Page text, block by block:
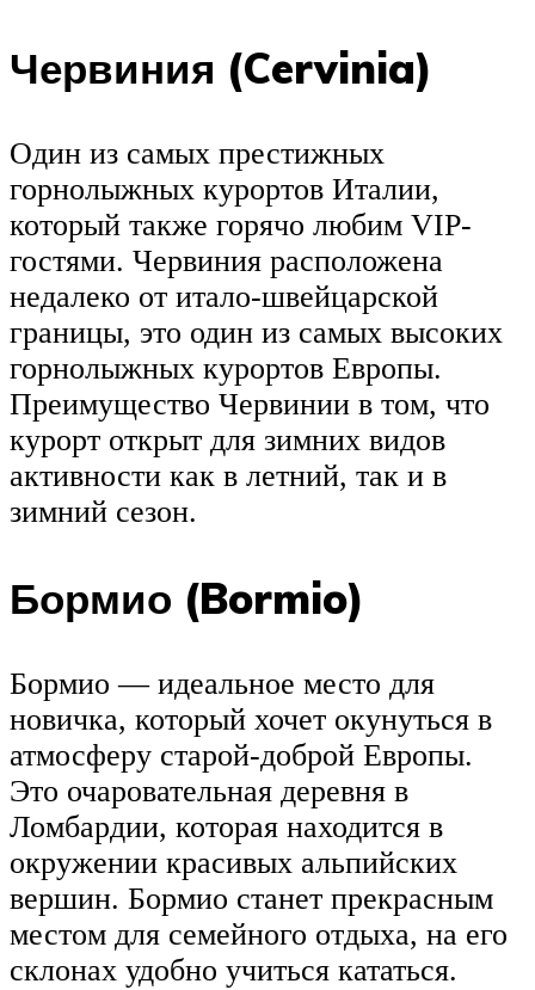
Червиния (Cervinia)
Один из самых престижных
горнолыжных курортов Италии,
который также горячо любим VIP-
гостями. Червиния расположена
недалеко от итало-швейцарской
границы, это один из самых высоких
горнолыжных курортов Европы.
Преимущество Червинии в том, что
курорт открыт для зимних видов
активности как в летний, так и в
зимний сезон.
Бормио (Bormio)
Бормио — идеальное место для
новичка, который хочет окунуться в
атмосферу старой-доброй Европы.
Это очаровательная деревня в
Ломбардии, которая находится в
окружении красивых альпийских
вершин. Бормио станет прекрасным
местом для семейного отдыха, на его
склонах удобно учиться кататься.